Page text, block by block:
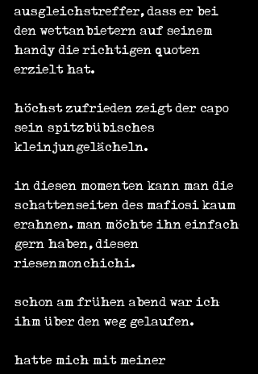
ausgleichstreffer, dass er bei
den wettanbietern auf seinem
handy die richtigen quoten
erzielt hat.
höchst zufrieden zeigt der capo
sein spitzbübisches
kleinjungelächeln.
in diesen momenten kann man die
schattenseiten des mafiosi kaum
erahnen. man möchte ihn einfach
gern haben, diesen
riesenmonchichi.
schon am frühen abend war ich
ihm über den weg gelaufen.
hatte mich mit meiner